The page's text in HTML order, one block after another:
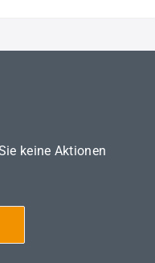
keine Aktionen